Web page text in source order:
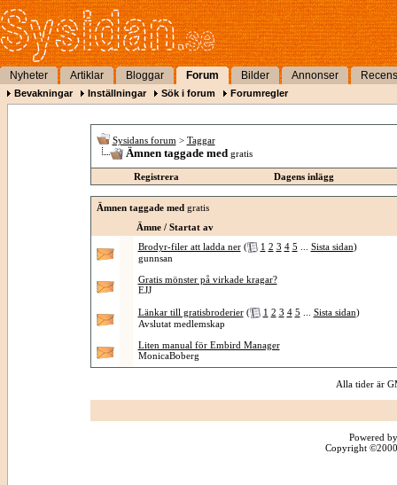
Nyheter Artiklar Bloggar Forum Bilder Annonser
Bevakningar Inställningar Sök i forum Forumregler
Sysidans forum > Taggar
Ämnen taggade med gratis
Registrera Dagens inlägg
Ämnen taggade med gratis
Ämne / Startat av
Brodyr-filer att ladda ner ( 1 2 3 4 5 Sista sidan)
gunnsan
Gratis mönster på virkade kragar?
EJJ
Länkar till gratisbroderier ( 1 2 3 4 5 Sista sidan)
Avslutat medlemskap
Liten manual för Embird Manager
MonicaBoberg
Alla tider är
Powered
Copyright